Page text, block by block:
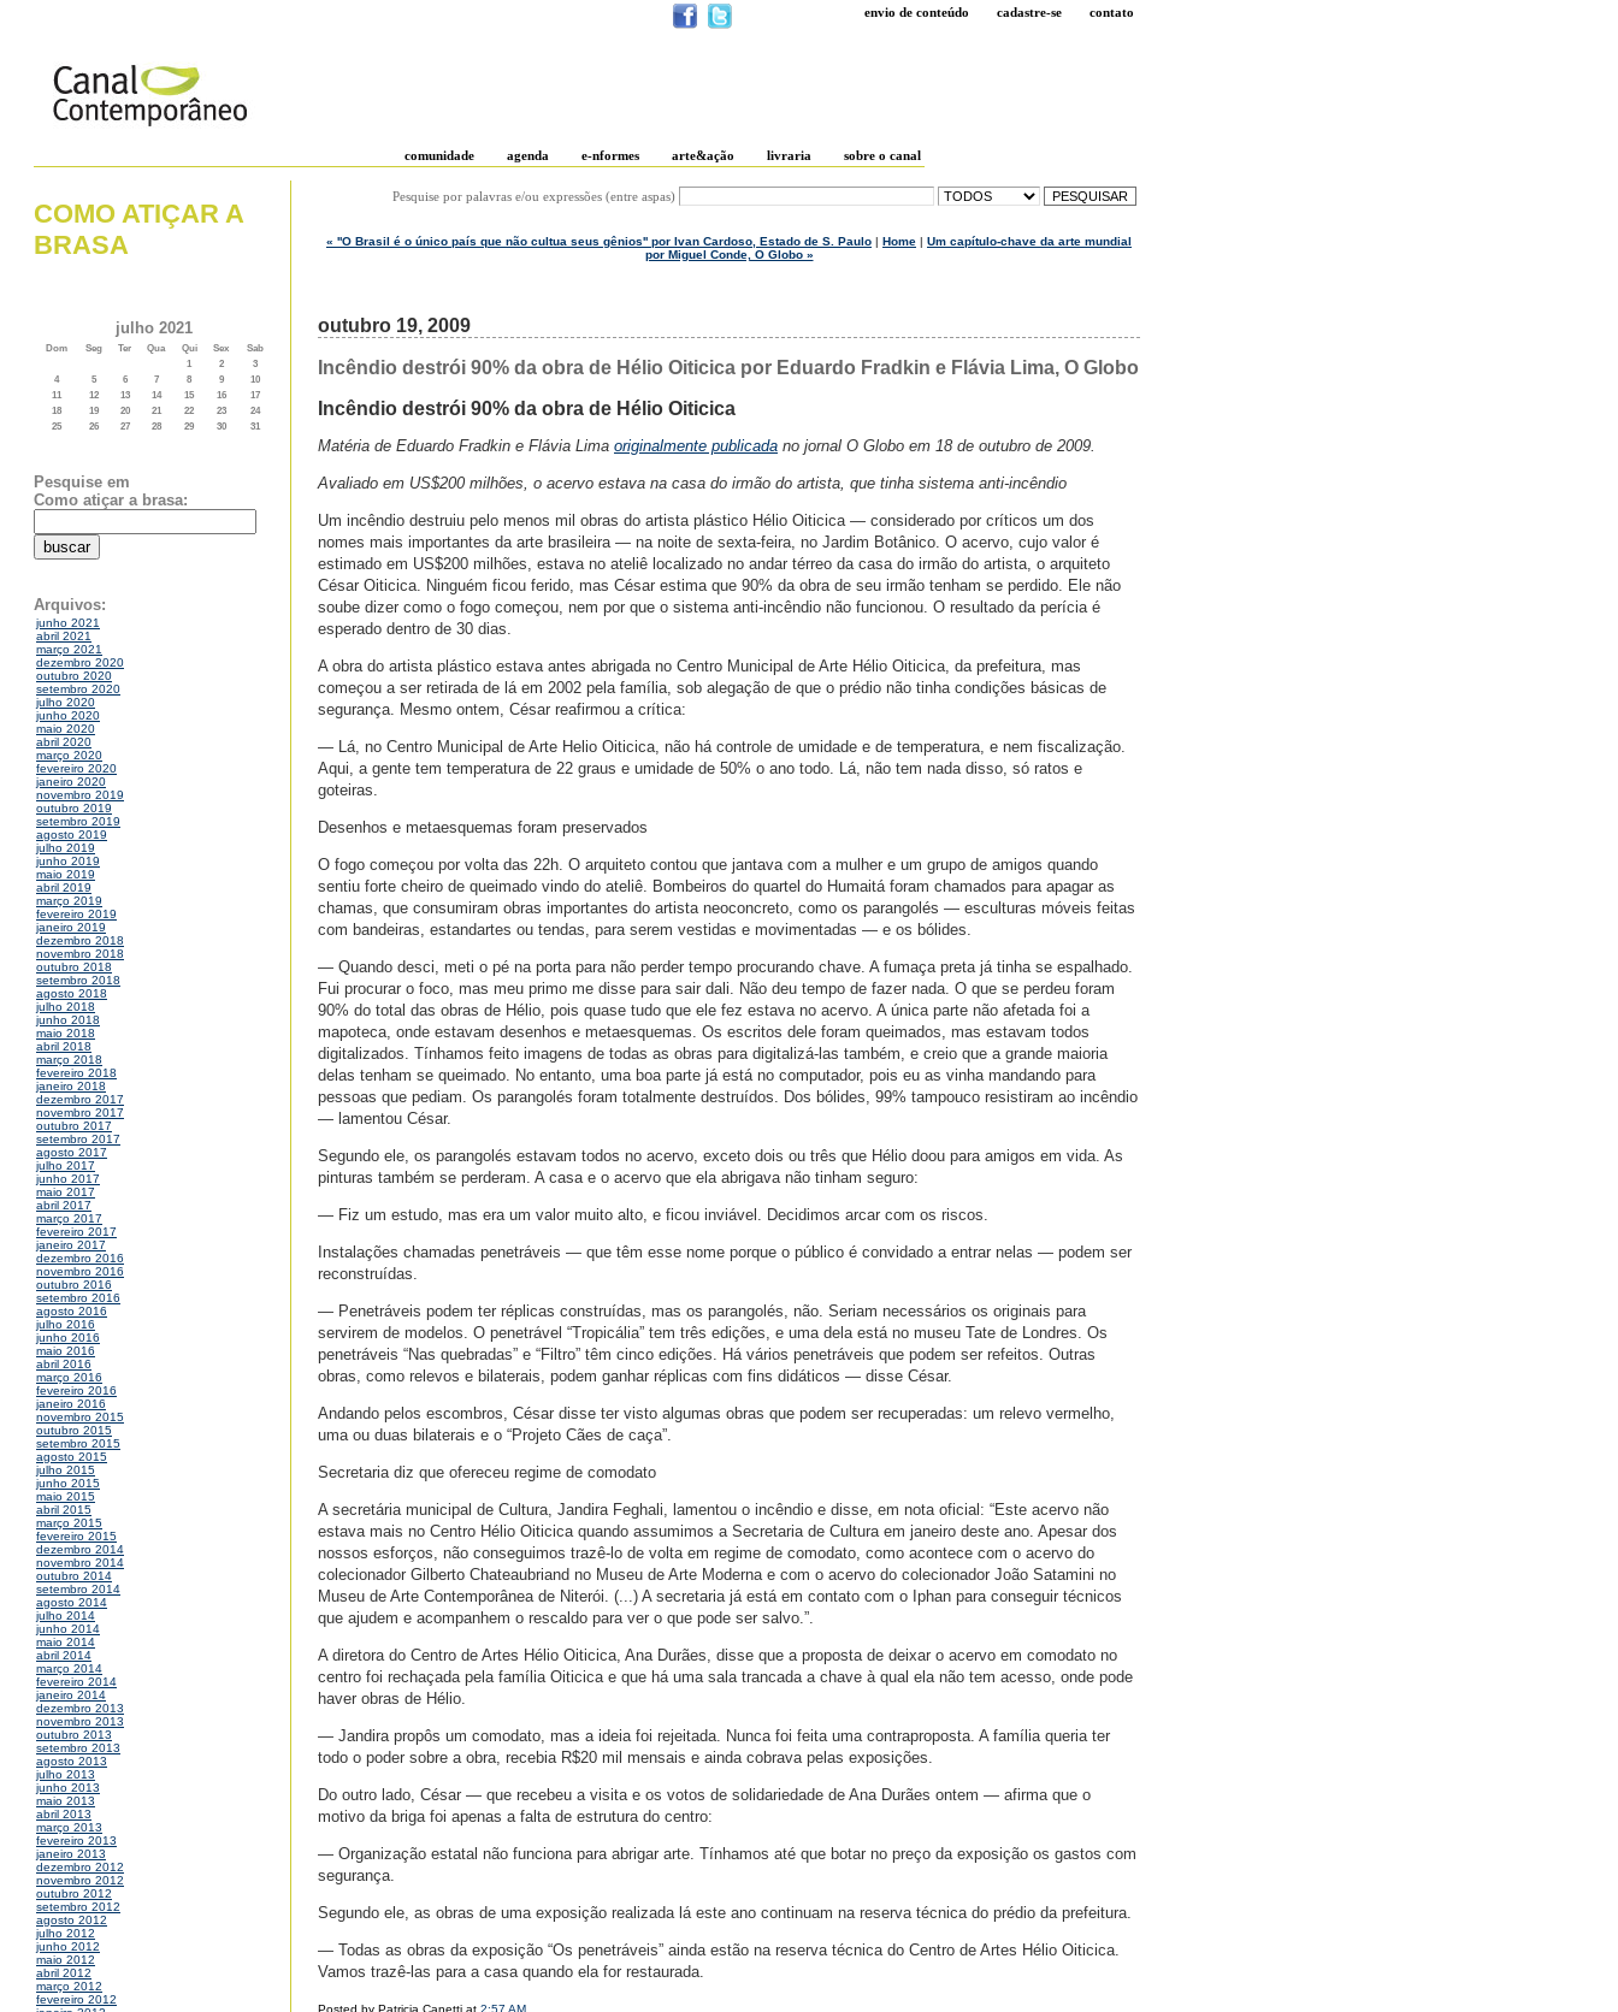
envio de conteúdo cadastre-se contato
comunidade agenda e-nformes arte&ação livraria sobre o canal
COMO ATIÇAR A
BRASA
julho 2021
Dom Seg Ter Qua Qui Sex
Sab
1
2
3
4
5 6 7 8 9
10
11
12 13 14 15 16
17
18
19 20 21 22 23
24
25
26 27 28 29 30 31
Pesquise em
Como atiçar a brasa:
Arquivos:
junho 2021
abril 2021
março 2021
dezembro 2020
outubro 2020
setembro 2020
julho 2020
junho 2020
maio 2020
abril 2020
março 2020
fevereiro 2020
janeiro 2020
novembro 2019
outubro 2019
setembro 2019
agosto 2019
julho 2019
junho 2019
maio 2019
abril 2019
março 2019
fevereiro 2019
janeiro 2019
dezembro 2018
novembro 2018
outubro 2018
setembro 2018
agosto 2018
julho 2018
junho 2018
maio 2018
abril 2018
março 2018
fevereiro 2018
janeiro 2018
dezembro 2017
novembro 2017
outubro 2017
setembro 2017
agosto 2017
julho 2017
junho 2017
maio 2017
abril 2017
março 2017
fevereiro 2017
janeiro 2017
dezembro 2016
novembro 2016
outubro 2016
setembro 2016
agosto 2016
julho 2016
junho 2016
maio 2016
abril 2016
março 2016
fevereiro 2016
janeiro 2016
novembro 2015
outubro 2015
setembro 2015
agosto 2015
julho 2015
junho 2015
maio 2015
abril 2015
março 2015
fevereiro 2015
dezembro 2014
novembro 2014
outubro 2014
setembro 2014
agosto 2014
julho 2014
junho 2014
maio 2014
abril 2014
março 2014
fevereiro 2014
janeiro 2014
dezembro 2013
novembro 2013
outubro 2013
setembro 2013
agosto 2013
julho 2013
junho 2013
maio 2013
abril 2013
março 2013
fevereiro 2013
janeiro 2013
dezembro 2012
novembro 2012
outubro 2012
setembro 2012
agosto 2012
julho 2012
junho 2012
maio 2012
abril 2012
março 2012
fevereiro 2012
Pesquise por palavras e/ou expressões (entre aspas)
« ''O Brasil é o único país que não cultua seus gênios'' por Ivan Cardoso, Estado de S. Paulo | Home | Um capítulo-chave da arte mundial
por Miguel Conde, O Globo »
outubro 19, 2009
Incêndio destrói 90% da obra de Hélio Oiticica por Eduardo Fradkin e Flávia Lima, O Globo
Incêndio destrói 90% da obra de Hélio Oiticica
Matéria de Eduardo Fradkin e Flávia Lima originalmente publicada no jornal O Globo em 18 de outubro de 2009.
Avaliado em US$200 milhões, o acervo estava na casa do irmão do artista, que tinha sistema anti-incêndio
Um incêndio destruiu pelo menos mil obras do artista plástico Hélio Oiticica — considerado por críticos um dos
nomes mais importantes da arte brasileira — na noite de sexta-feira, no Jardim Botânico. O acervo, cujo valor é
estimado em US$200 milhões, estava no ateliê localizado no andar térreo da casa do irmão do artista, o arquiteto
César Oiticica. Ninguém ficou ferido, mas César estima que 90% da obra de seu irmão tenham se perdido. Ele não
soube dizer como o fogo começou, nem por que o sistema anti-incêndio não funcionou. O resultado da perícia é
esperado dentro de 30 dias.
A obra do artista plástico estava antes abrigada no Centro Municipal de Arte Hélio Oiticica, da prefeitura, mas
começou a ser retirada de lá em 2002 pela família, sob alegação de que o prédio não tinha condições básicas de
segurança. Mesmo ontem, César reafirmou a crítica:
— Lá, no Centro Municipal de Arte Helio Oiticica, não há controle de umidade e de temperatura, e nem fiscalização.
Aqui, a gente tem temperatura de 22 graus e umidade de 50% o ano todo. Lá, não tem nada disso, só ratos e
goteiras.
Desenhos e metaesquemas foram preservados
O fogo começou por volta das 22h. O arquiteto contou que jantava com a mulher e um grupo de amigos quando
sentiu forte cheiro de queimado vindo do ateliê. Bombeiros do quartel do Humaitá foram chamados para apagar as
chamas, que consumiram obras importantes do artista neoconcreto, como os parangolés — esculturas móveis feitas
com bandeiras, estandartes ou tendas, para serem vestidas e movimentadas — e os bólides.
— Quando desci, meti o pé na porta para não perder tempo procurando chave. A fumaça preta já tinha se espalhado.
Fui procurar o foco, mas meu primo me disse para sair dali. Não deu tempo de fazer nada. O que se perdeu foram
90% do total das obras de Hélio, pois quase tudo que ele fez estava no acervo. A única parte não afetada foi a
mapoteca, onde estavam desenhos e metaesquemas. Os escritos dele foram queimados, mas estavam todos
digitalizados. Tínhamos feito imagens de todas as obras para digitalizá-las também, e creio que a grande maioria
delas tenham se queimado. No entanto, uma boa parte já está no computador, pois eu as vinha mandando para
pessoas que pediam. Os parangolés foram totalmente destruídos. Dos bólides, 99% tampouco resistiram ao incêndio
— lamentou César.
Segundo ele, os parangolés estavam todos no acervo, exceto dois ou três que Hélio doou para amigos em vida. As
pinturas também se perderam. A casa e o acervo que ela abrigava não tinham seguro:
— Fiz um estudo, mas era um valor muito alto, e ficou inviável. Decidimos arcar com os riscos.
Instalações chamadas penetráveis — que têm esse nome porque o público é convidado a entrar nelas — podem ser
reconstruídas.
— Penetráveis podem ter réplicas construídas, mas os parangolés, não. Seriam necessários os originais para
servirem de modelos. O penetrável “Tropicália” tem três edições, e uma dela está no museu Tate de Londres. Os
penetráveis “Nas quebradas” e “Filtro” têm cinco edições. Há vários penetráveis que podem ser refeitos. Outras
obras, como relevos e bilaterais, podem ganhar réplicas com fins didáticos — disse César.
Andando pelos escombros, César disse ter visto algumas obras que podem ser recuperadas: um relevo vermelho,
uma ou duas bilaterais e o “Projeto Cães de caça”.
Secretaria diz que ofereceu regime de comodato
A secretária municipal de Cultura, Jandira Feghali, lamentou o incêndio e disse, em nota oficial: “Este acervo não
estava mais no Centro Hélio Oiticica quando assumimos a Secretaria de Cultura em janeiro deste ano. Apesar dos
nossos esforços, não conseguimos trazê-lo de volta em regime de comodato, como acontece com o acervo do
colecionador Gilberto Chateaubriand no Museu de Arte Moderna e com o acervo do colecionador João Satamini no
Museu de Arte Contemporânea de Niterói. (...) A secretaria já está em contato com o Iphan para conseguir técnicos
que ajudem e acompanhem o rescaldo para ver o que pode ser salvo.”.
A diretora do Centro de Artes Hélio Oiticica, Ana Durães, disse que a proposta de deixar o acervo em comodato no
centro foi rechaçada pela família Oiticica e que há uma sala trancada a chave à qual ela não tem acesso, onde pode
haver obras de Hélio.
— Jandira propôs um comodato, mas a ideia foi rejeitada. Nunca foi feita uma contraproposta. A família queria ter
todo o poder sobre a obra, recebia R$20 mil mensais e ainda cobrava pelas exposições.
Do outro lado, César — que recebeu a visita e os votos de solidariedade de Ana Durães ontem — afirma que o
motivo da briga foi apenas a falta de estrutura do centro:
— Organização estatal não funciona para abrigar arte. Tínhamos até que botar no preço da exposição os gastos com
segurança.
Segundo ele, as obras de uma exposição realizada lá este ano continuam na reserva técnica do prédio da prefeitura.
— Todas as obras da exposição “Os penetráveis” ainda estão na reserva técnica do Centro de Artes Hélio Oiticica.
Vamos trazê-las para a casa quando ela for restaurada.
Posted by Patricia Canetti at 2:57 AM